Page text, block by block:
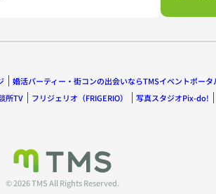
婚活パーティー・街コンの出会いならTMSイベントポータ
所TV フリジェリオ（FRIGERIO） 写真スタジオPix-do!
© 2026 TMS All Rights Reserved.